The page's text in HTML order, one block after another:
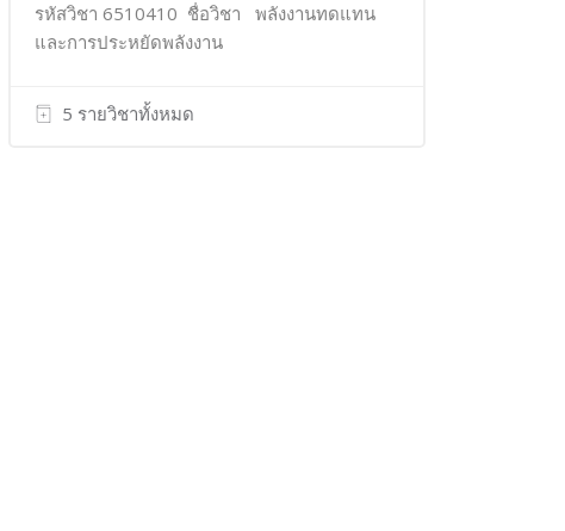
รหัสวิชา 6510410 ชื่อวิชา พลังงานทดแทน
และการประหยัดพลังงาน
5 รายวิชาทั้งหมด